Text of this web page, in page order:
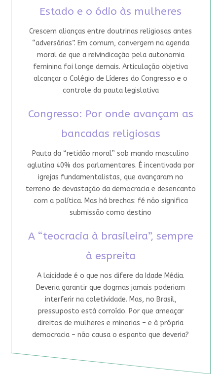
Estado e o ódio às mulheres
Crescem alianças entre doutrinas religiosas antes
“adversárias”. Em comum, convergem na agenda
moral de que a reivindicação pela autonomia
feminina foi longe demais. Articulação objetiva
alcançar o Colégio de Líderes do Congresso e o
controle da pauta legislativa
Congresso: Por onde avançam as
bancadas religiosas
Pauta da “retidão moral” sob mando masculino
aglutina 40% dos parlamentares. É incentivada por
igrejas fundamentalistas, que avançaram no
terreno de devastação da democracia e desencanto
com a política. Mas há brechas: fé não significa
submissão como destino
A “teocracia à brasileira”, sempre
à espreita
A laicidade é o que nos difere da Idade Média.
Deveria garantir que dogmas jamais poderiam
interferir na coletividade. Mas, no Brasil,
pressuposto está corroído. Por que ameaçar
direitos de mulheres e minorias – e à própria
democracia – não causa o espanto que deveria?